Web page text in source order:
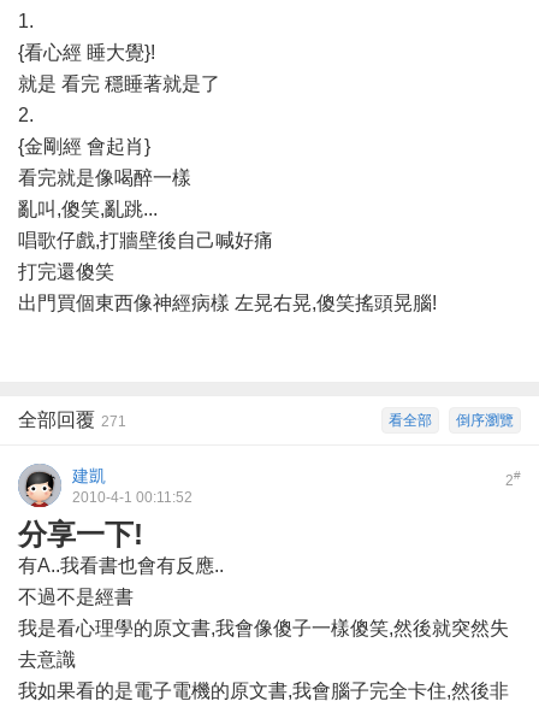
1.
{看心經 睡大覺}!
就是 看完 穩睡著就是了
2.
{金剛經 會起肖}
看完就是像喝醉一樣
亂叫,傻笑,亂跳...
唱歌仔戲,打牆壁後自己喊好痛
打完還傻笑
出門買個東西像神經病樣 左晃右晃,傻笑搖頭晃腦!
倒序瀏覽
看全部
全部回覆 271
2#
建凱
2010-4-1 00:11:52
分享一下!
有A..我看書也會有反應..
不過不是經書
我是看心理學的原文書,我會像傻子一樣傻笑,然後就突然失
去意識
我如果看的是電子電機的原文書,我會腦子完全卡住,然後非